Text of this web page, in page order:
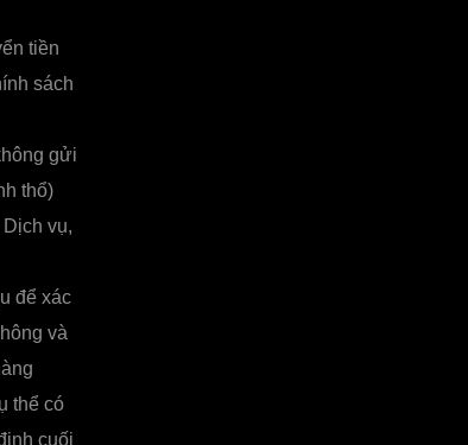
tiền
sách
gửi
thổ)
vụ,
để xác
và
thể có
cuối